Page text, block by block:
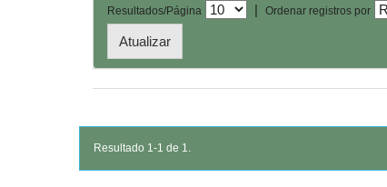
Resultados/Página | Ordenar registros por
Resultado 1-1 de 1.